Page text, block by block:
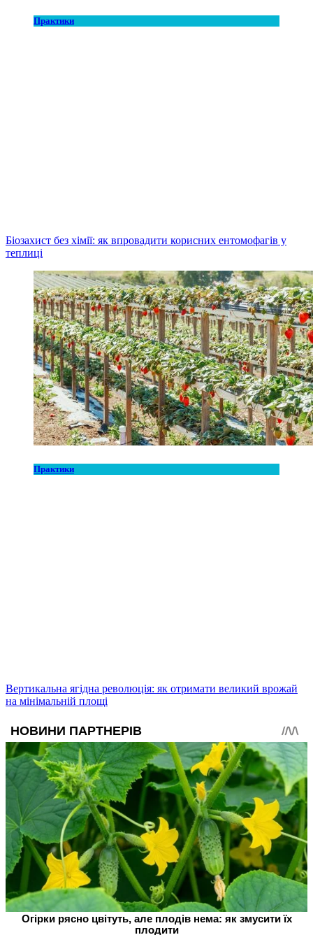
Практики
Біозахист без хімії: як впровадити корисних ентомофагів у
теплиці
Практики
Вертикальна ягідна революція: як отримати великий врожай
на мінімальній площі